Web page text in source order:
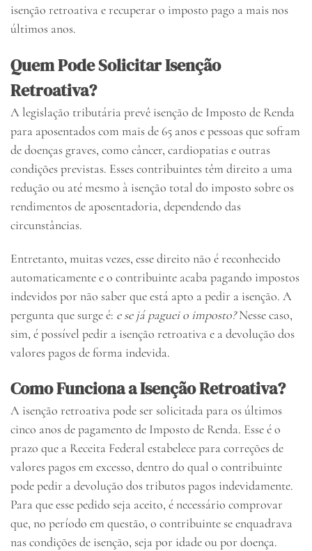
isenção retroativa e recuperar o imposto pago a mais nos
últimos anos.
Quem Pode Solicitar Isenção
Retroativa?
A legislação tributária prevê isenção de Imposto de Renda
para aposentados com mais de 65 anos e pessoas que sofram
de doenças graves, como câncer, cardiopatias e outras
condições previstas. Esses contribuintes têm direito a uma
redução ou até mesmo à isenção total do imposto sobre os
rendimentos de aposentadoria, dependendo das
circunstâncias.
Entretanto, muitas vezes, esse direito não é reconhecido
automaticamente e o contribuinte acaba pagando impostos
indevidos por não saber que está apto a pedir a isenção. A
pergunta que surge é: e se já paguei o imposto?Nesse caso,
sim, é possível pedir a isenção retroativa e a devolução dos
valores pagos de forma indevida.
Como Funciona a Isenção Retroativa?
A isenção retroativa pode ser solicitada para os últimos
cinco anos de pagamento de Imposto de Renda. Esse é o
prazo que a Receita Federal estabelece para correções de
valores pagos em excesso, dentro do qual o contribuinte
pode pedir a devolução dos tributos pagos indevidamente.
Para que esse pedido seja aceito, é necessário comprovar
que, no período em questão, o contribuinte se enquadrava
nas condições de isenção, seja por idade ou por doença.